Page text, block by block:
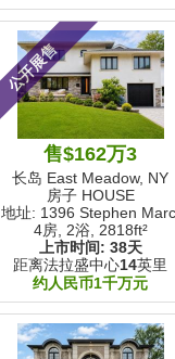
公开展售
售$162万3
长岛 East Meadow, NY
房子 HOUSE
地址: 1396 Stephen
4房, 2浴, 2818ft²
上市时间: 38天
距离法拉盛中心14英里
约人民币1千万元